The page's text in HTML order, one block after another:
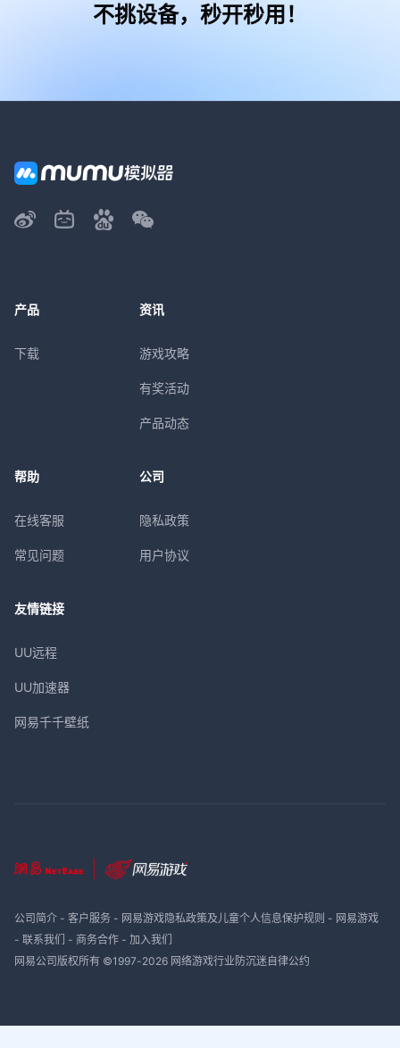
不挑设备，秒开秒用！
产品
下载
资讯
游戏攻略
有奖活动
产品动态
帮助
在线客服
常见问题
公司
隐私政策
用户协议
友情链接
UU远程
UU加速器
网易千千壁纸
公司简介- 客户服务- 网易游戏隐私政策及儿童个人信息保护规则 - 网易游戏
- 联系我们 - 商务合作- 加入我们
网易公司版权所有 ©1997-2026 网络游戏行业防沉迷自律公约